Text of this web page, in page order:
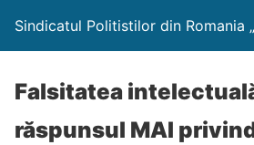
Sindicatul Politistilor din Romania
Falsitatea
răspunsul MAI